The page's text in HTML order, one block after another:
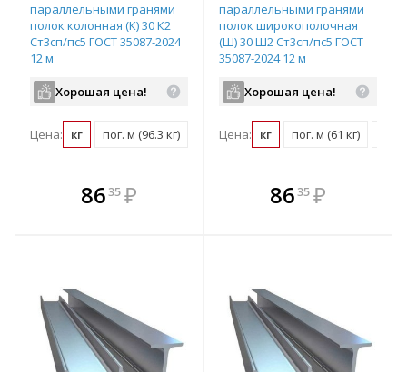
параллельными гранями
полок колонная (К) 30 К2
Ст3сп/пс5 ГОСТ 35087-2024
12 м
Хорошая цена!
Цена: кг пог. м (96.3 кг)
8635 ₽
В комплекте
всегда выгоднее!
параллельными гранями
полок широкополочная
(Ш) 30 Ш2 Ст3сп/пс5 ГОСТ
35087-2024 12 м
Хорошая цена!
Цена: кг пог. м (61 кг)
В комплекте
всегда выгоднее!
8635 ₽